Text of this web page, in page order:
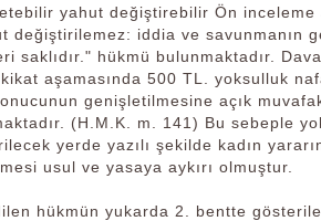
yahut değiştirebilir Ön
değiştirilemez: iddia ve savunmanın
saklıdır." hükmü bulunmaktadır.
aşamasında 500 TL. yoksulluk
genişletilmesine açık
(H.M.K. m. 141) Bu sebeple
yerde yazılı şekilde kadın
usul ve yasaya aykırı olmuştur.
hükmün yukarda 2. bentte